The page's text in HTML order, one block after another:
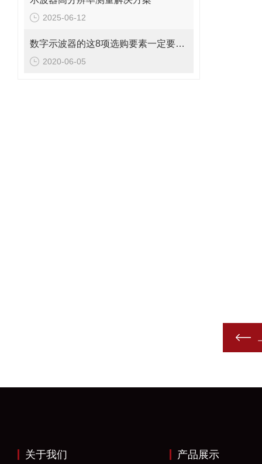
2025-06-12
数字示波器的这8项选购要素一定要牢记
2020-06-05
关于我们 产品展示